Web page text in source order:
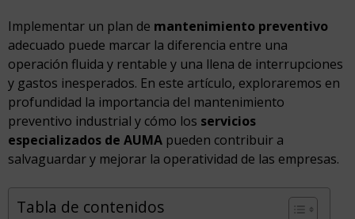
Implementar un plan de mantenimiento preventivo
adecuado puede marcar la diferencia entre una
operación fluida y rentable y una llena de interrupciones
y gastos inesperados. En este artículo, exploraremos en
profundidad la importancia del mantenimiento
preventivo industrial y cómo los servicios
especializados de AUMA pueden contribuir a
salvaguardar y mejorar la operatividad de las empresas.
Tabla de contenidos